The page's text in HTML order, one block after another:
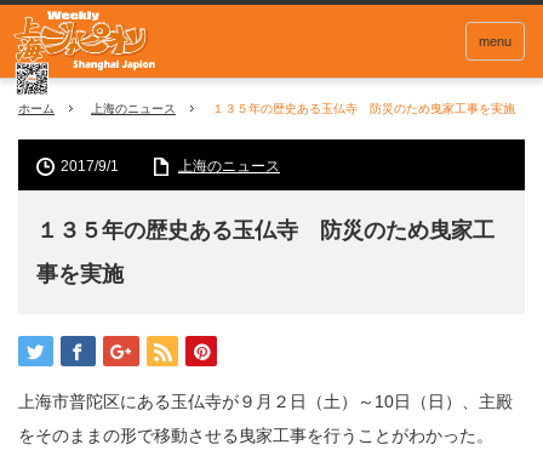
menu
ホーム 上海のニュース １３５年の歴史ある玉仏寺 防災のため曳家工事を実施
2017/9/1 上海のニュース
１３５年の歴史ある玉仏寺 防災のため曳家工
事を実施
上海市普陀区にある玉仏寺が９月２日（土）～10日（日）、主殿
をそのままの形で移動させる曳家工事を行うことがわかった。